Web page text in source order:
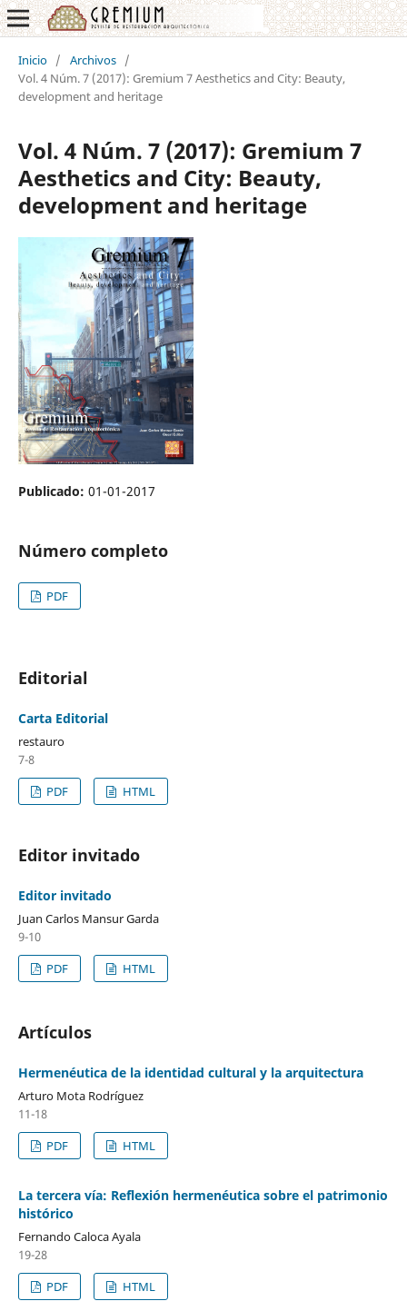
Inicio / Archivos /
Vol. 4 Núm. 7 (2017): Gremium 7 Aesthetics and City: Beauty,
development and heritage
Vol. 4 Núm. 7 (2017): Gremium 7
Aesthetics and City: Beauty,
development and heritage
Publicado: 01-01-2017
Número completo
PDF
Editorial
Carta Editorial
restauro
7-8
PDF
HTML
Editor invitado
Editor invitado
Juan Carlos Mansur Garda
9-10
PDF
HTML
Artículos
Hermenéutica de la identidad cultural y la arquitectura
Arturo Mota Rodríguez
11-18
PDF
HTML
La tercera vía: Reflexión hermenéutica sobre el patrimonio
histórico
Fernando Caloca Ayala
19-28
PDF
HTML